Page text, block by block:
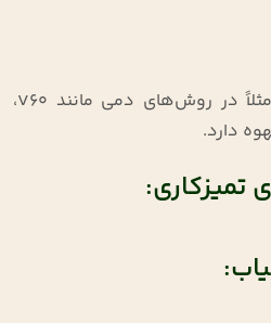
برای کنترل زمان دم‌آوری. مثلاً در روش‌های دمی مانند V60،
دارد.
تمیزکاری: